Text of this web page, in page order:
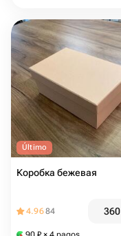
Último
Коробка бежевая
4.9684 360